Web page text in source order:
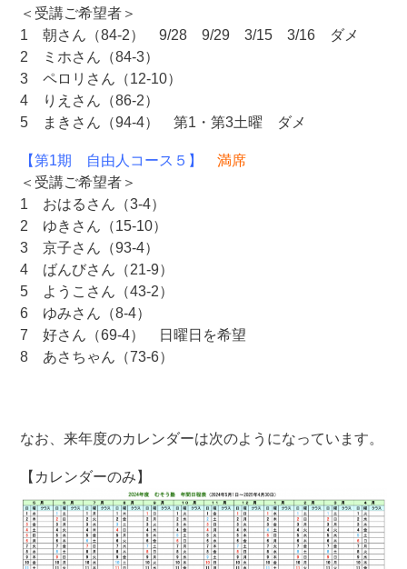
＜受講ご希望者＞
1 朝さん（84-2） 9/28 9/29 3/15 3/16 ダメ
2 ミホさん（84-3）
3 ペロリさん（12-10）
4 りえさん（86-2）
5 まきさん（94-4） 第1・第3土曜 ダメ
【第1期 自由人コース５】満席
＜受講ご希望者＞
1 おはるさん（3-4）
2 ゆきさん（15-10）
3 京子さん（93-4）
4 ばんびさん（21-9）
5 ようこさん（43-2）
6 ゆみさん（8-4）
7 好さん（69-4） 日曜日を希望
8 あさちゃん（73-6）
なお、来年度のカレンダーは次のようになっています。
【カレンダーのみ】